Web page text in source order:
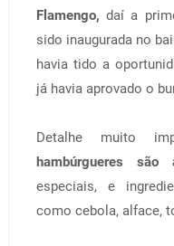
Flamengo, daí a
sido inaugurada no
havia tido a
já havia aprovado o
Detalhe muito
hambúrgueres são
especiais, e
como cebola, alface,